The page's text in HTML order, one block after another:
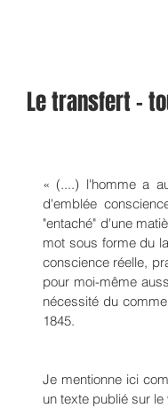
Le transfert -
« (....) l'homme a
d'emblée
"entaché" d'une
mot sous forme du
conscience réelle,
pour moi-même
nécessité du
1845.
Je mentionne ici
un texte publié sur